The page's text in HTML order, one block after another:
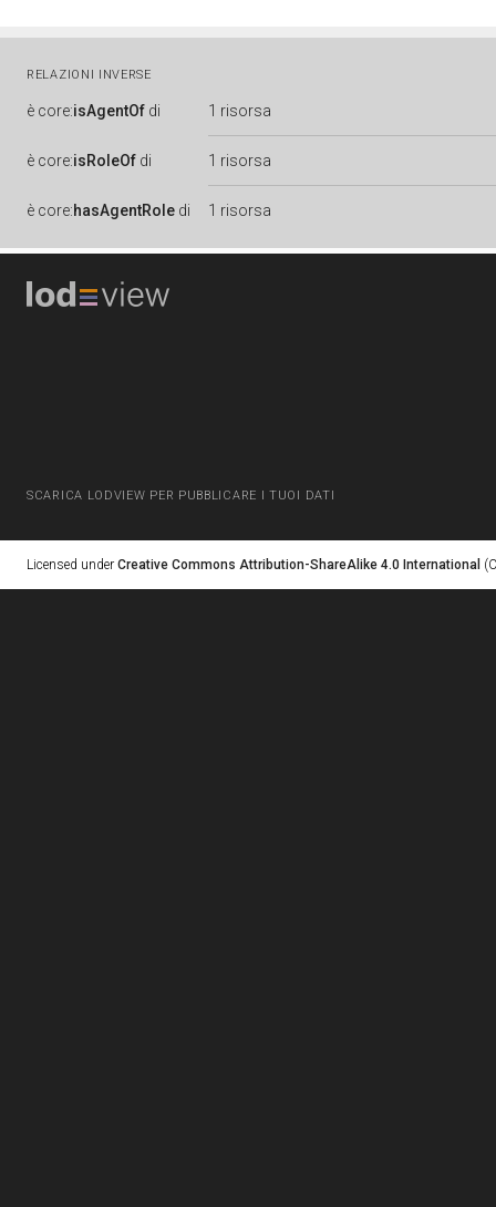
RELAZIONI INVERSE
è core:isAgentOf di 1 risorsa
è core:isRoleOf di 1 risorsa
è core:hasAgentRole di 1 risorsa
SCARICA LODVIEW PER PUBBLICARE I TUOI DATI
Licensed under Creative Commons Attribution-ShareAlike 4.0 International